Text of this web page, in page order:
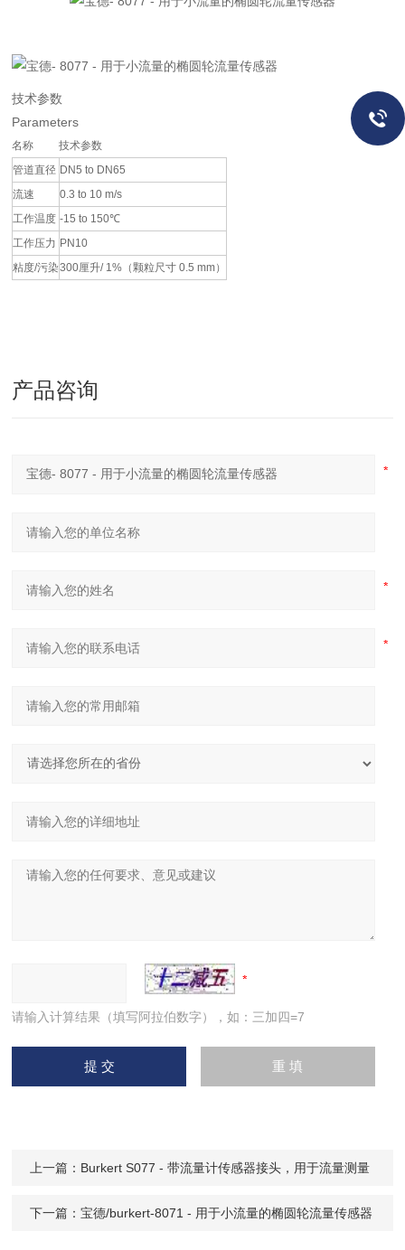
技术参数
Parameters
名称
技术参数
管道直径 DN5 to DN65
流速
0.3 to 10 m/s
工作温度 -15 to 150℃
工作压力 PN10
粘度/污染300厘升/ 1%（颗粒尺寸 0.5 mm）
产品咨询
请输入计算结果（填写阿拉伯数字），如：三加四=7
上一篇： Burkert S077 - 带流量计传感器接头，用于流量测量
下一篇：宝德/burkert-8071 - 用于小流量的椭圆轮流量传感器